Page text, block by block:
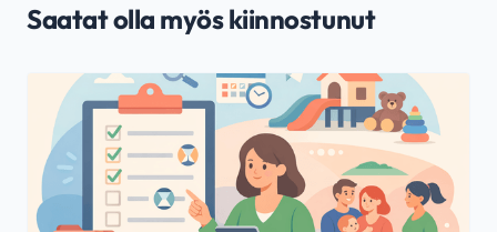
Saatat olla myös kiinnostunut